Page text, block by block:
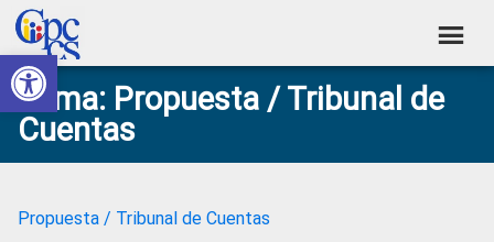
Abrir barra de herramientas
Skip
to
primary
navigation
Skip
to
main
content
Skip
to
primary
sidebar
Skip
to
footer
Consejo
de
Participación
Construyendo
Poder
Ciudadano
Tema: Propuesta / Tribunal de
Cuentas
Propuesta / Tribunal de Cuentas